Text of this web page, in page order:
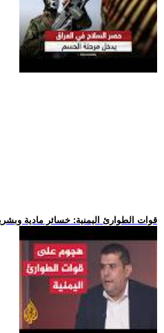
.. قوات الطوارئ اليمنية: خسائر مادية